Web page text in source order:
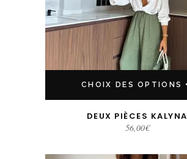
CHOIX DES OPTIONS
DEUX PIÈCES KALYNA
56,00€